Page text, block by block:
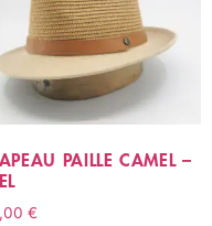
PAILLE CAMEL –
€